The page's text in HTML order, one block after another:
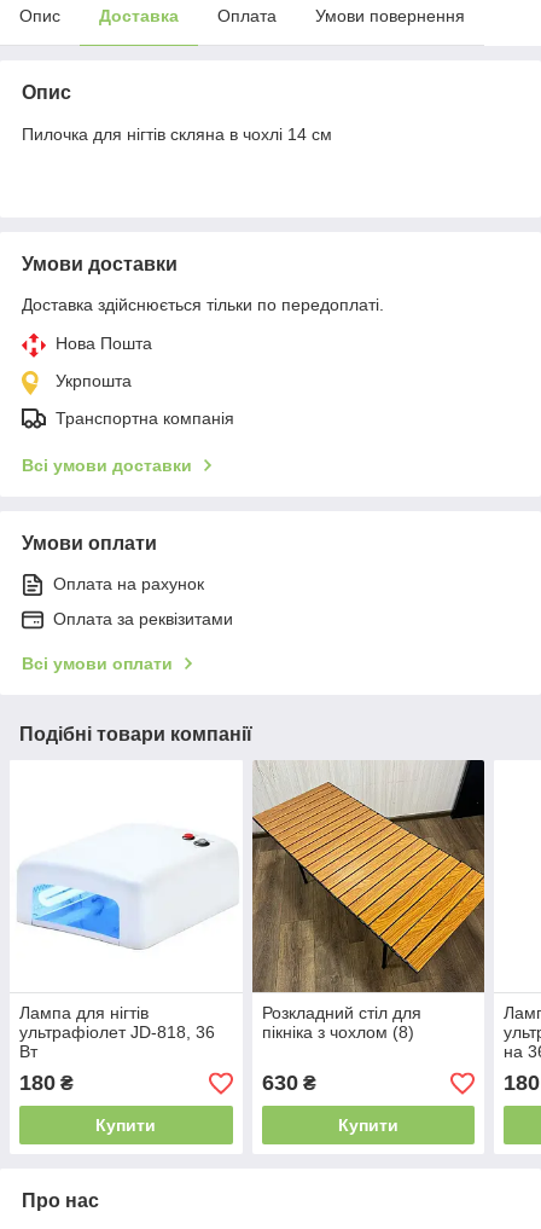
Опис Доставка Оплата Умови повернення
Опис
Пилочка для нігтів скляна в чохлі 14 см
Умови доставки
Доставка здійснюється тільки по передоплаті.
Нова Пошта
Укрпошта
Транспортна компанія
Всі умови доставки
Умови оплати
Оплата на рахунок
Оплата за реквізитами
Всі умови оплати
Подібні товари компанії
Лампа для нігтів
ультрафіолет JD-818, 36
Вт
180 ₴
Купити
Розкладний стіл для
пікніка з чохлом (8)
630₴
Купити
на
180
Про нас